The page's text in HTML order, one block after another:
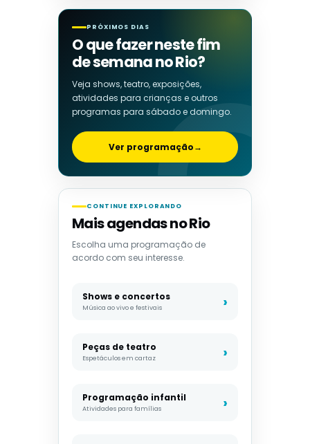
PRÓXIMOS DIAS
O que fazer neste fim
de semana no Rio?
Veja shows, teatro, exposições,
atividades para crianças e outros
programas para sábado e domingo.
Ver programação→
CONTINUE EXPLORANDO
Mais agendas no Rio
Escolha uma programação de
acordo com seu interesse.
Shows e concertos
Música ao vivo e festivais
Peças de teatro
Espetáculos em cartaz
Programação infantil
Atividades para famílias